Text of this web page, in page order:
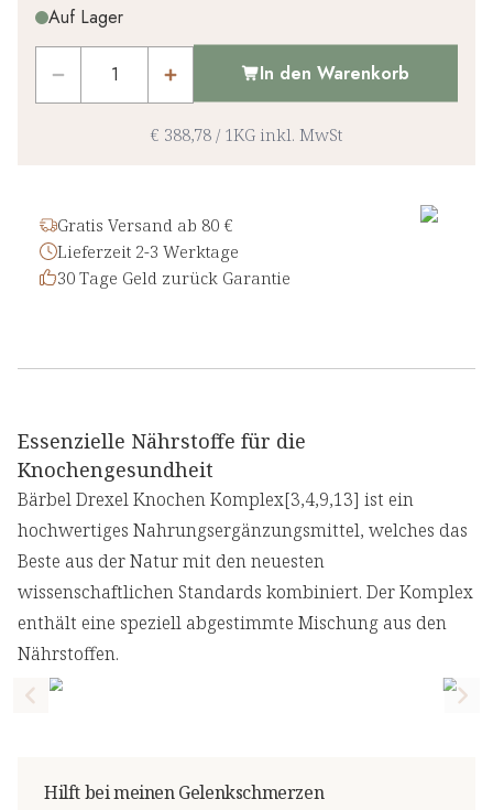
1x
Auf Lager
In den Warenkorb
€ 388,78 / 1KG inkl. MwSt
Gratis Versand ab 80 €
Lieferzeit 2-3 Werktage
30 Tage Geld zurück Garantie
Essenzielle Nährstoffe für die
Knochengesundheit
Bärbel Drexel Knochen Komplex[3,4,9,13] ist ein
hochwertiges Nahrungsergänzungsmittel, welches das
Beste aus der Natur mit den neuesten
wissenschaftlichen Standards kombiniert. Der Komplex
enthält eine speziell abgestimmte Mischung aus den
Nährstoffen.
Previous slide
Hilft bei meinen Gelenkschmerzen